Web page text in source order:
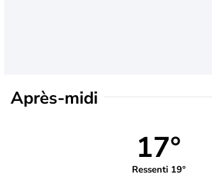
Après-midi
17°
Ressenti 19°